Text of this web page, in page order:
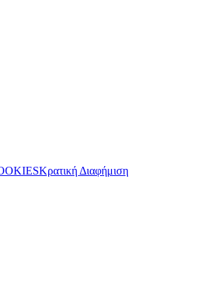
Κρατική Διαφήμιση